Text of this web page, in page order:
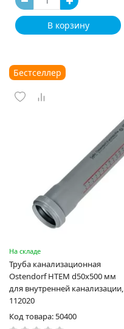
В корзину
Бестселлер
На складе
Труба канализационная
Ostendorf HTEM d50x500 мм
для внутренней канализации,
112020
Код товара: 50400